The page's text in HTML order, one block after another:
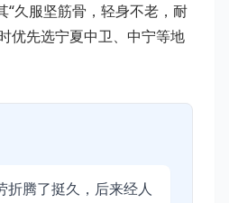
“久服坚筋骨，轻身不老，耐
优先选宁夏中卫、中宁等地
折腾了挺久，后来经人